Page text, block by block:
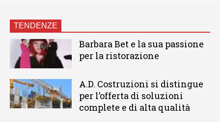
TENDENZE
Barbara Bet e la sua passione
per la ristorazione
A.D. Costruzioni si distingue
per l’offerta di soluzioni
complete e di alta qualità